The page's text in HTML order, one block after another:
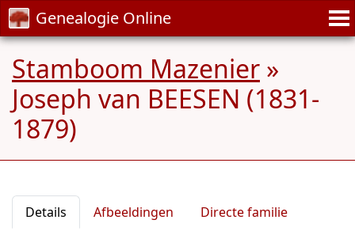
Genealogie Online
Stamboom Mazenier »
Joseph van BEESEN (1831-
1879)
Details Afbeeldingen
Directe familie